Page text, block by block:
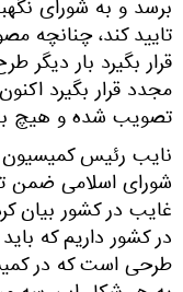
برسد و به شورای
تایید کند، چنانچه
قرار بگیرد بار دیگر
مجدد قرار بگیرد
تصویب شده و هیچ
نایب رئیس
شورای اسلامی ضمن
غایب در کشور بیان
در کشور داریم که
طرحی است که در